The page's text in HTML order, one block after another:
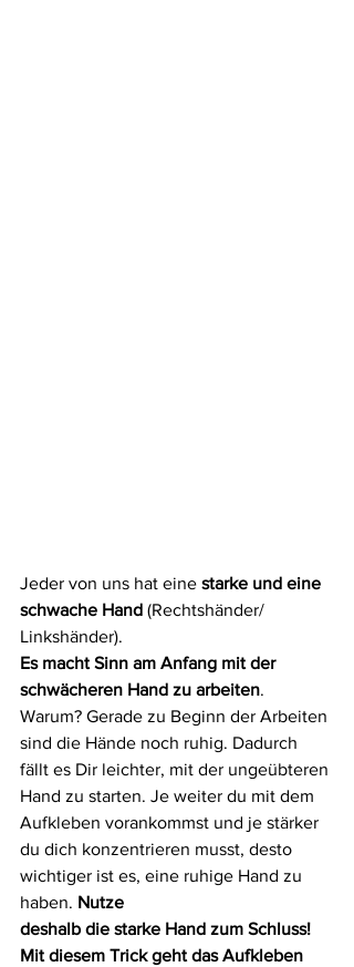
Jeder von uns hat eine starke und eine
schwache Hand (Rechtshänder/
Linkshänder).
Es macht Sinn am Anfang mit der
schwächeren Hand zu arbeiten.
Warum? Gerade zu Beginn der Arbeiten
sind die Hände noch ruhig. Dadurch
fällt es Dir leichter, mit der ungeübteren
Hand zu starten. Je weiter du mit dem
Aufkleben vorankommst und je stärker
du dich konzentrieren musst, desto
wichtiger ist es, eine ruhige Hand zu
haben. Nutze
deshalb die starke Hand zum Schluss!
Mit diesem Trick geht das Aufkleben